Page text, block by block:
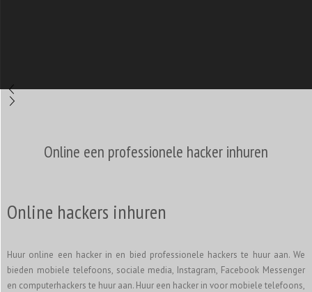
Online een professionele hacker inhuren
Online hackers inhuren
Huur online een hacker in en bied professionele hackers te huur aan. We
bieden mobiele telefoons, sociale media, Instagram, Facebook Messenger
en computerhackers te huur aan. Huur een hacker in voor mobiele telefoons,